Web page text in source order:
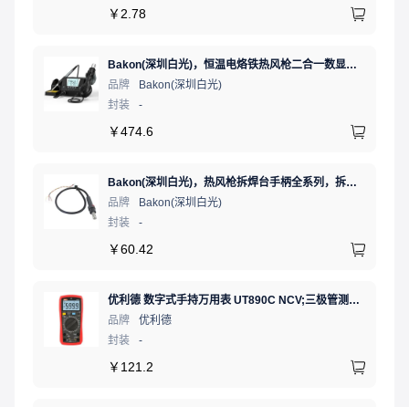
￥ 2.78
Bakon(深圳白光)，恒温电烙铁热风枪二合一数显可调温大功率无铅拆焊台，BK881（新老款交替发货）
品牌
Bakon(深圳白光)
封装
-
￥474.6
Bakon(深圳白光)，热风枪拆焊台手柄全系列，拆焊台手柄(联合蓝)，HF850D-853B
品牌
Bakon(深圳白光)
封装
-
￥60.42
优利德 数字式手持万用表 UT890C NCV;三极管测试;二极管测试;火线辨别;真有效值;通断测试
品牌
优利德
封装
-
￥ 121.2